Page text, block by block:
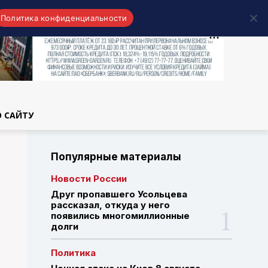
САЙТУ
Популярные материалы
Новости России
Друг пропавшего Усольцева
рассказал, откуда у него
появились многомиллионные
долги
Политика
Политика конфиденциальности